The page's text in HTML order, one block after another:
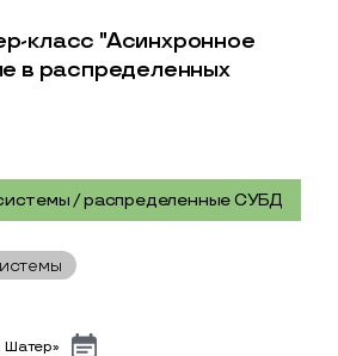
класс "Асинхронное
в распределенных
/ распределенные СУБД
Шатер»